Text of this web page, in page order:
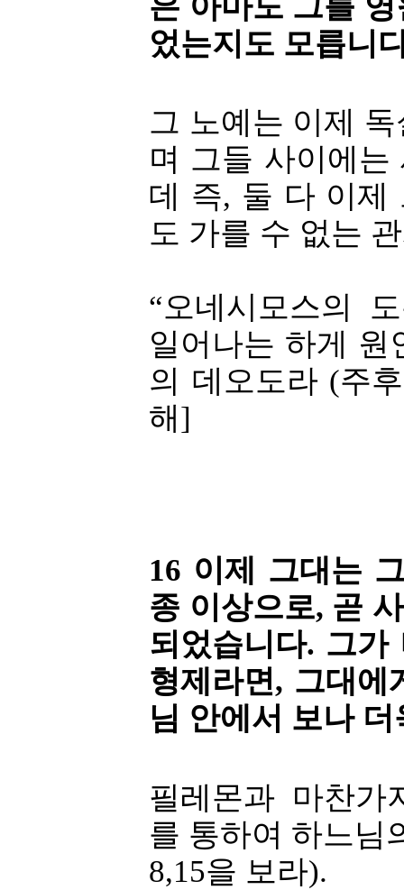
었는지도 모릅니
그 노예는 이제
며 그들 사이에
데 즉, 둘 다 이제
도 가를 수 없는
“오네시모스의
일어나는 하게 원
의 데오도라 (주
해]
16 이제 그대는
종 이상으로, 곧
되었습니다. 그가
형제라면, 그대에
님 안에서 보나
필레몬과 마찬가
를 통하여 하느님
8,15을 보라).